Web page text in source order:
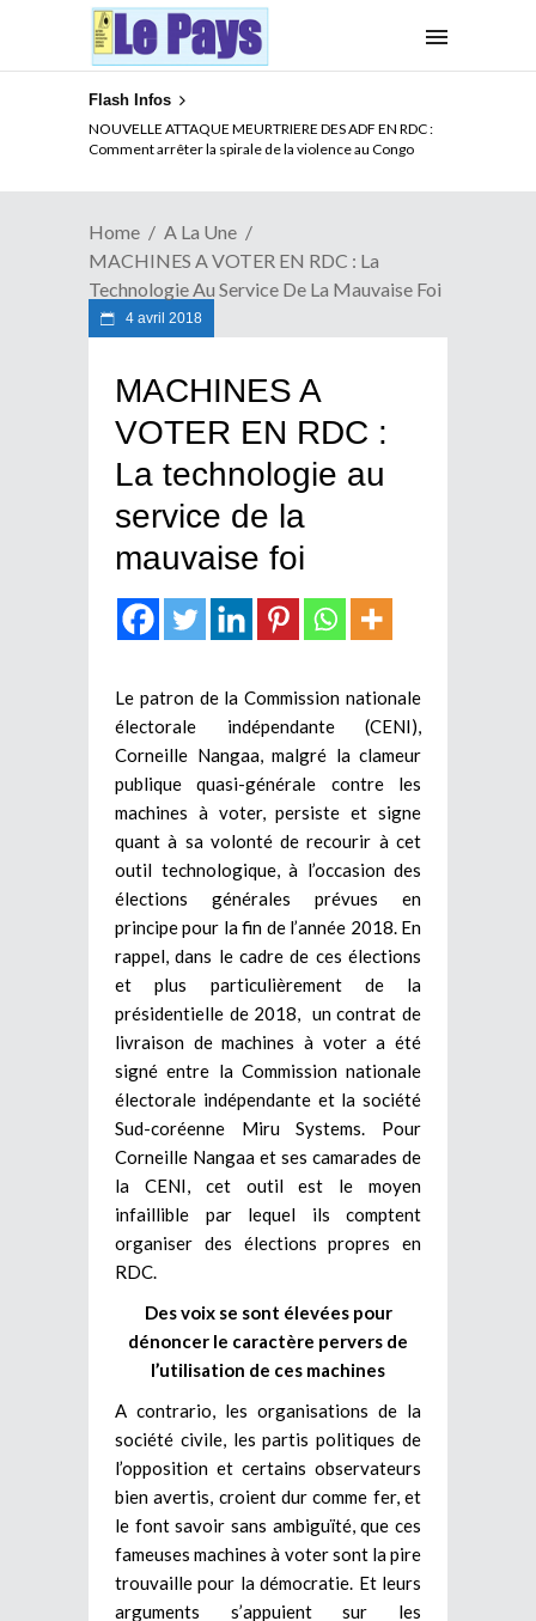
Flash Infos
LA CITE SANS VERTU
Home
A La Une
MACHINES A VOTER EN RDC : La
Technologie Au Service De La Mauvaise Foi
4 avril 2018
MACHINES A
VOTER EN RDC :
La technologie au
service de la
mauvaise foi
Le patron de la Commission nationale
électorale indépendante (CENI),
Corneille Nangaa, malgré la clameur
publique quasi-générale contre les
machines à voter, persiste et signe
quant à sa volonté de recourir à cet
outil technologique, à l’occasion des
élections générales prévues en
principe pour la fin de l’année 2018. En
rappel, dans le cadre de ces élections
et plus particulièrement de la
présidentielle de 2018, un contrat de
livraison de machines à voter a été
signé entre la Commission nationale
électorale indépendante et la société
Sud-coréenne Miru Systems. Pour
Corneille Nangaa et ses camarades de
la CENI, cet outil est le moyen
infaillible par lequel ils comptent
organiser des élections propres en
RDC.
Des voix se sont élevées pour
dénoncer le caractère pervers de
l’utilisation de ces machines
A contrario, les organisations de la
société civile, les partis politiques de
l’opposition et certains observateurs
bien avertis, croient dur comme fer, et
le font savoir sans ambiguïté, que ces
fameuses machines à voter sont la pire
trouvaille pour la démocratie. Et leurs
arguments s’appuient sur les